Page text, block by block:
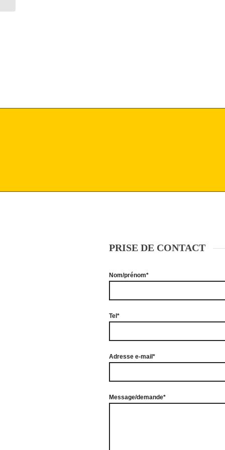
PRISE DE CONTACT
Nom/prénom*
Tel*
Adresse e-mail*
Message/demande*